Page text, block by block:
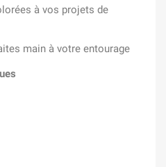
à vos projets de
main à votre entourage